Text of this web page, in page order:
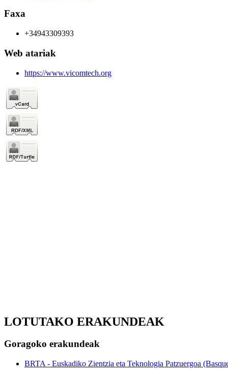
Faxa
+34943309393
Web atariak
https://www.vicomtech.org
LOTUTAKO ERAKUNDEAK
Goragoko erakundeak
BRTA - Euskadiko Zientzia eta Teknologia Patzuergoa